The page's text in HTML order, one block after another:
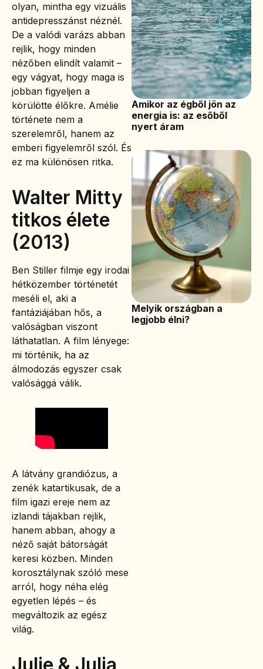
olyan, mintha egy vizuális
antidepresszánst néznél.
De a valódi varázs abban
rejlik, hogy minden
nézőben elindít valamit –
egy vágyat, hogy maga is
jobban figyeljen a
körülötte élőkre. Amélie
története nem a
szerelemről, hanem az
emberi figyelemről szól. És
ez ma különösen ritka.
Walter Mitty
titkos élete
(2013)
Ben Stiller filmje egy irodai
hétközember történetét
meséli el, aki a
fantáziájában hős, a
valóságban viszont
láthatatlan. A film lényege:
mi történik, ha az
álmodozás egyszer csak
valósággá válik.
A látvány grandiózus, a
zenék katartikusak, de a
film igazi ereje nem az
izlandi tájakban rejlik,
hanem abban, ahogy a
néző saját bátorságát
keresi közben. Minden
korosztálynak szóló mese
arról, hogy néha elég
egyetlen lépés – és
megváltozik az egész
világ.
Amikor az égből jön az
energia is: az esőből
nyert áram
Melyik országban a
legjobb élni?